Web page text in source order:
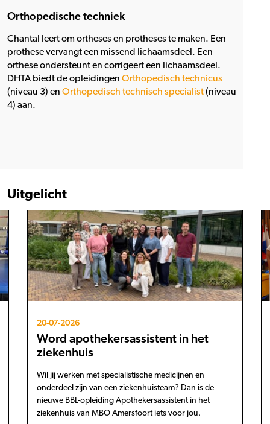
Orthopedische techniek
Chantal leert om ortheses en protheses te maken. Een
prothese vervangt een missend lichaamsdeel. Een
orthese ondersteunt en corrigeert een lichaamsdeel.
DHTA biedt de opleidingen Orthopedisch technicus
(niveau 3) en Orthopedisch technisch specialist(niveau
4) aan.
Uitgelicht
20-07-2026
Word apothekersassistent in het
ziekenhuis
Wil jij werken met specialistische medicijnen en
onderdeel zijn van een ziekenhuisteam? Dan is de
nieuwe BBL-opleiding Apothekersassistent in het
ziekenhuis van MBO Amersfoort iets voor jou.